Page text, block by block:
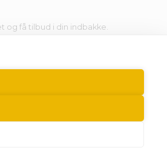
og få tilbud i din indbakke.